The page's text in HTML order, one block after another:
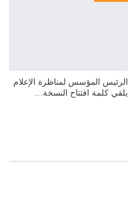
الرئيس المؤسس لمناظرة الإعلام
يلقي كلمة افتتاح النسخة…